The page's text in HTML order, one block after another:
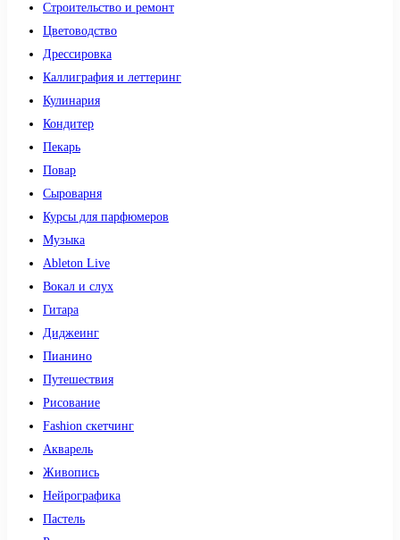
Строительство и ремонт
Цветоводство
Дрессировка
Каллиграфия и леттеринг
Кулинария
Кондитер
Пекарь
Повар
Сыроварня
Курсы для парфюмеров
Музыка
Ableton Live
Вокал и слух
Гитара
Диджеинг
Пианино
Путешествия
Рисование
Fashion скетчинг
Акварель
Живопись
Нейрографика
Пастель